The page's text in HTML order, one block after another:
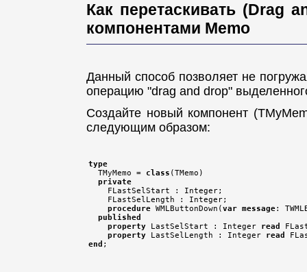
Как перетаскивать (Drag
компонентами Memo
Данный способ позволяет не
операцию "drag and drop"
Создайте новый компонент
следующим образом:
type
TMyMemo = class (TMemo)
private
    FLastSelStart : Integer;
    FLastSelLength : Integer;
procedure WMLButtonDown( var message:
published
property LastSelStart : Integer read
property LastSelLength : Integer read
end